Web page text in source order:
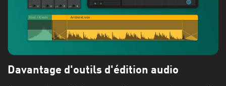
Davantage d'outils d'édition audio